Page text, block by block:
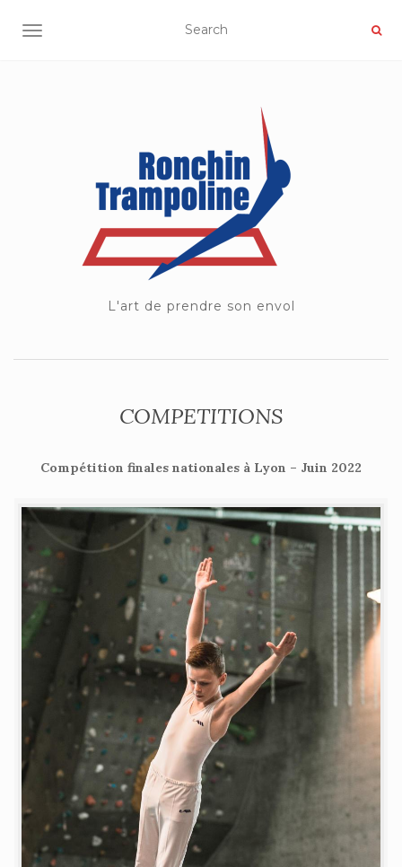
OUVRIR/FERMER LA NAVIGATION
L'art de prendre son envol
COMPETITIONS
Compétition finales nationales à Lyon – Juin 2022